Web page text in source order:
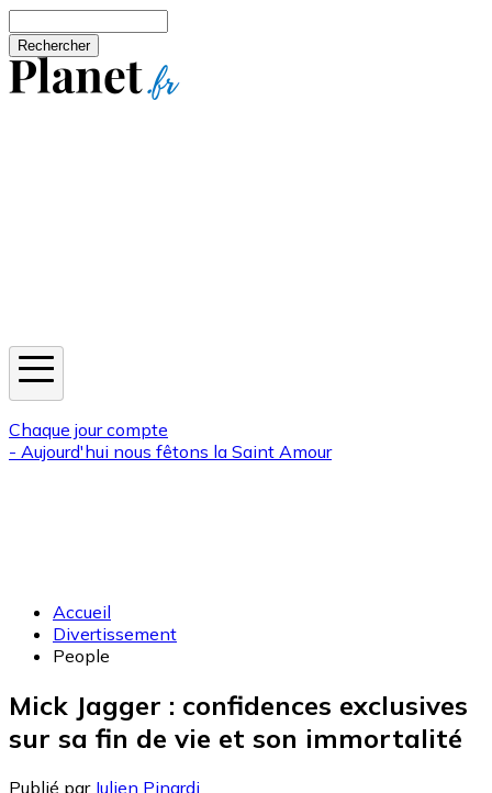
Chaque jour compte
- Aujourd'hui nous fêtons la Saint Amour
Accueil
Divertissement
People
Mick Jagger : confidences exclusives
sur sa fin de vie et son immortalité
Publié par Julien Pinardi